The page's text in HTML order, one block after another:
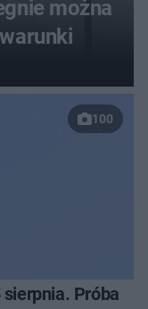
można
100
Próba